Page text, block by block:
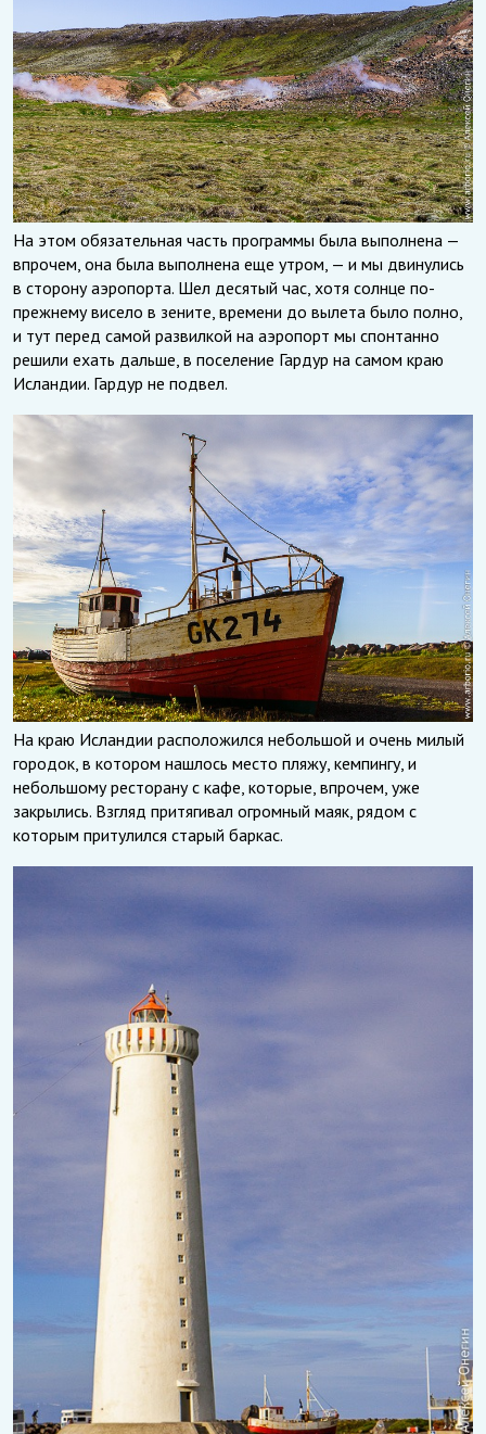
На этом обязательная часть программы была выполнена —
впрочем, она была выполнена еще утром, — и мы двинулись
в сторону аэропорта. Шел десятый час, хотя солнце по-
прежнему висело в зените, времени до вылета было полно,
и тут перед самой развилкой на аэропорт мы спонтанно
решили ехать дальше, в поселение Гардур на самом краю
Исландии. Гардур не подвел.
На краю Исландии расположился небольшой и очень милый
городок, в котором нашлось место пляжу, кемпингу, и
небольшому ресторану с кафе, которые, впрочем, уже
закрылись. Взгляд притягивал огромный маяк, рядом с
которым притулился старый баркас.